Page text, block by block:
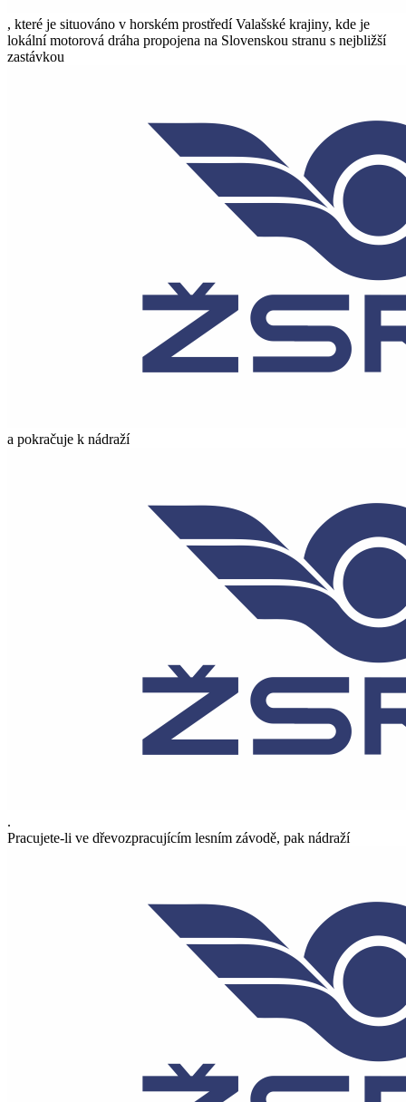
, které je situováno v horském prostředí Valašské krajiny, kde je
lokální motorová dráha propojena na Slovenskou stranu s nejbližší
zastávkou
a pokračuje k nádraží
.
Pracujete-li ve dřevozpracujícím lesním závodě, pak nádraží